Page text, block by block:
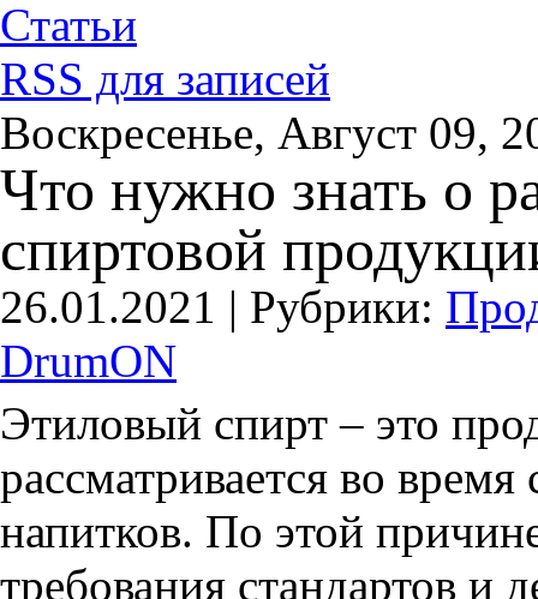
Статьи
RSS для записей
Воскресенье, Август 09,
Что нужно знать о
спиртовой
26.01.2021 | Рубрики:
DrumON
Этиловый спирт – это
рассматривается во
напитков. По этой
требования стандартов и